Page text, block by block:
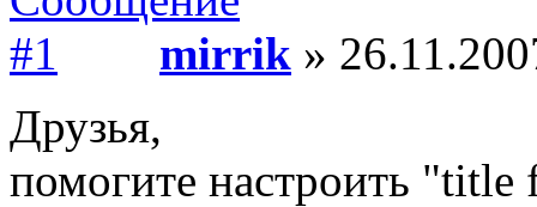
mirrik »
Друзья,
помогите настроить